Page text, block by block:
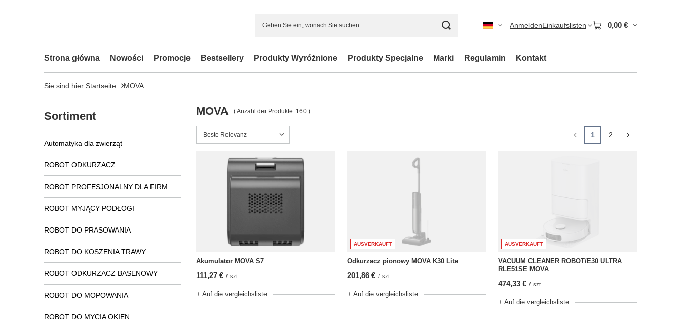
AnmeldenEinkaufslisten 0,00 €
Strona główna Nowości Promocje Bestsellery Produkty Wyróżnione Produkty Specjalne Marki Regulamin Kontakt
Sie sind hier:Startseite MOVA
Sortiment
Automatyka dla zwierząt
ROBOT ODKURZACZ
ROBOT PROFESJONALNY DLA FIRM
ROBOT MYJĄCY PODŁOGI
ROBOT DO PRASOWANIA
ROBOT DO KOSZENIA TRAWY
ROBOT ODKURZACZ BASENOWY
ROBOT DO MOPOWANIA
ROBOT DO MYCIA OKIEN
MOVA ( Anzahl der Produkte: 160 )
Sortierung ändern
Beste Relevanz 1 2
Akumulator MOVA S7
111,27 € / szt.
+ Auf die vergleichsliste
AUSVERKAUFT
Odkurzacz pionowy MOVA K30 Lite
201,86 € / szt.
+ Auf die vergleichsliste
AUSVERKAUFT
VACUUM CLEANER ROBOT/E30 ULTRA
RLE51SE MOVA
474,33 € / szt.
+ Auf die vergleichsliste